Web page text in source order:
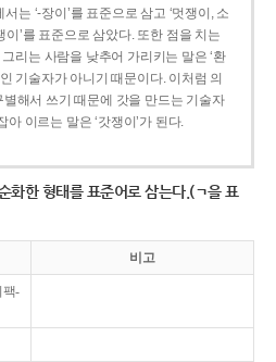
는 ‘-장이’를 표준으로 삼고 ‘멋쟁이, 소
이’를 표준으로 삼았다. 또한 점을 치는
리는 사람을 낮추어 가리키는 말은 ‘환
기술자가 아니기 때문이다. 이처럼 의
별해서 쓰기 때문에 갓을 만드는 기술자
아 이르는 말은 ‘갓쟁이’가 된다.
화한 형태를 표준어로 삼는다.(ㄱ을 표
비고
팩-